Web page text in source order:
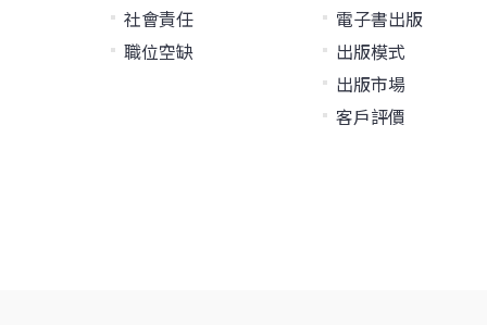
社會責任
職位空缺
電子書出版
出版模式
出版市場
客戶評價